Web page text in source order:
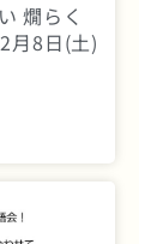
燗らく
月8日(土)